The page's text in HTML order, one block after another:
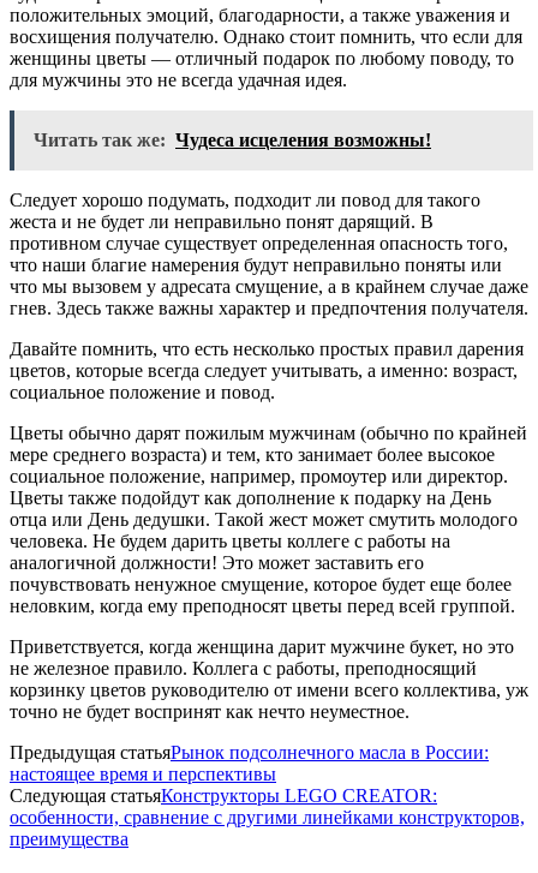
положительных эмоций, благодарности, а также уважения и
восхищения получателю. Однако стоит помнить, что если для
женщины цветы — отличный подарок по любому поводу, то
для мужчины это не всегда удачная идея.
Читать так же: Чудеса исцеления возможны!
Следует хорошо подумать, подходит ли повод для такого
жеста и не будет ли неправильно понят дарящий. В
противном случае существует определенная опасность того,
что наши благие намерения будут неправильно поняты или
что мы вызовем у адресата смущение, а в крайнем случае даже
гнев. Здесь также важны характер и предпочтения получателя.
Давайте помнить, что есть несколько простых правил дарения
цветов, которые всегда следует учитывать, а именно: возраст,
социальное положение и повод.
Цветы обычно дарят пожилым мужчинам (обычно по крайней
мере среднего возраста) и тем, кто занимает более высокое
социальное положение, например, промоутер или директор.
Цветы также подойдут как дополнение к подарку на День
отца или День дедушки. Такой жест может смутить молодого
человека. Не будем дарить цветы коллеге с работы на
аналогичной должности! Это может заставить его
почувствовать ненужное смущение, которое будет еще более
неловким, когда ему преподносят цветы перед всей группой.
Приветствуется, когда женщина дарит мужчине букет, но это
не железное правило. Коллега с работы, преподносящий
корзинку цветов руководителю от имени всего коллектива, уж
точно не будет воспринят как нечто неуместное.
Предыдущая статьяРынок подсолнечного масла в России:
настоящее время и перспективы
Следующая статьяКонструкторы LEGO CREATOR:
особенности, сравнение с другими линейками конструкторов,
преимущества